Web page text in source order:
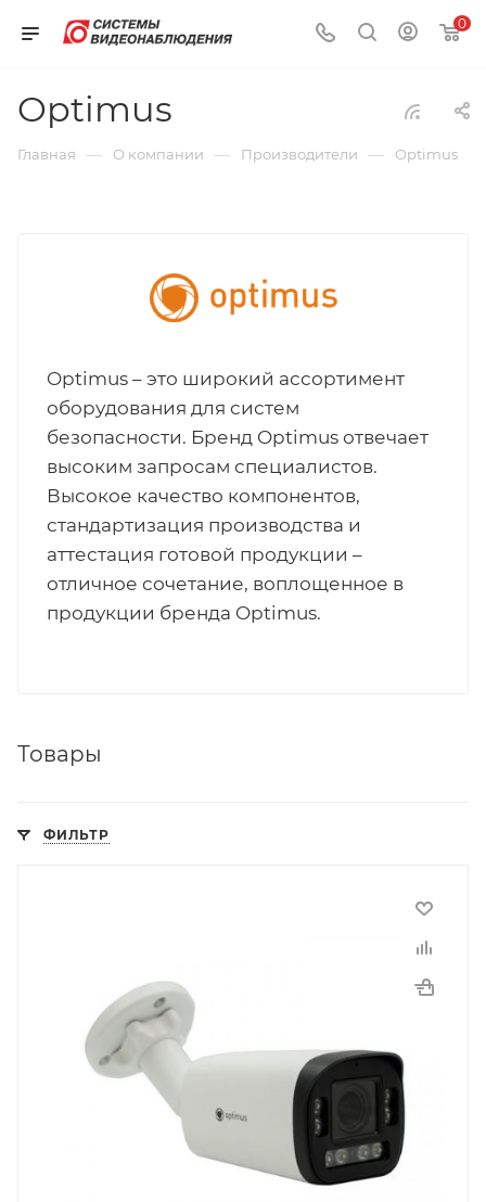
0
Optimus
Главная — О компании — Производители — Optimus
Optimus – это широкий ассортимент
оборудования для систем
безопасности. Бренд Optimus отвечает
высоким запросам специалистов.
Высокое качество компонентов,
стандартизация производства и
аттестация готовой продукции –
отличное сочетание, воплощенное в
продукции бренда Optimus.
Товары
ФИЛЬТР